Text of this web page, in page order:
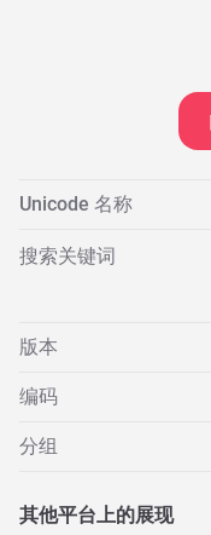
Unicode 名称
搜索关键词
版本
编码
分组
其他平台上的展现